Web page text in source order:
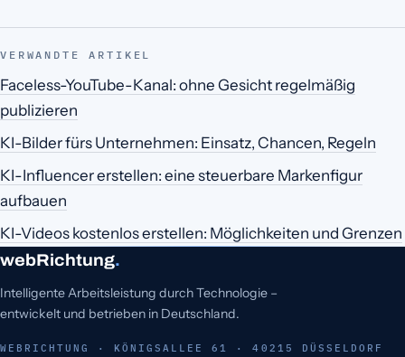
VERWANDTE ARTIKEL
Faceless-YouTube-Kanal: ohne Gesicht regelmäßig
publizieren
KI-Bilder fürs Unternehmen: Einsatz, Chancen, Regeln
KI-Influencer erstellen: eine steuerbare Markenfigur
aufbauen
KI-Videos kostenlos erstellen: Möglichkeiten und Grenzen
webRichtung.
Intelligente Arbeitsleistung durch Technologie –
entwickelt und betrieben in Deutschland.
WEBRICHTUNG · KÖNIGSALLEE 61 · 40215 DÜSSELDORF